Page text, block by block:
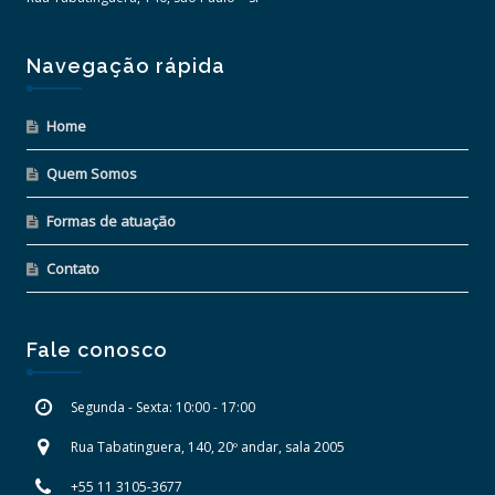
Navegação rápida
Home
Quem Somos
Formas de atuação
Contato
Fale conosco
Segunda - Sexta: 10:00 - 17:00
Rua Tabatinguera, 140, 20º andar, sala 2005
+55 11 3105-3677